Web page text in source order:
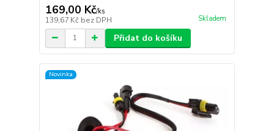
169,00 Kč/ks
139,67 Kč bez DPH Skladem
Přidat do košíku
Novinka